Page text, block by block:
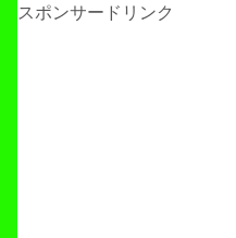
スポンサードリンク